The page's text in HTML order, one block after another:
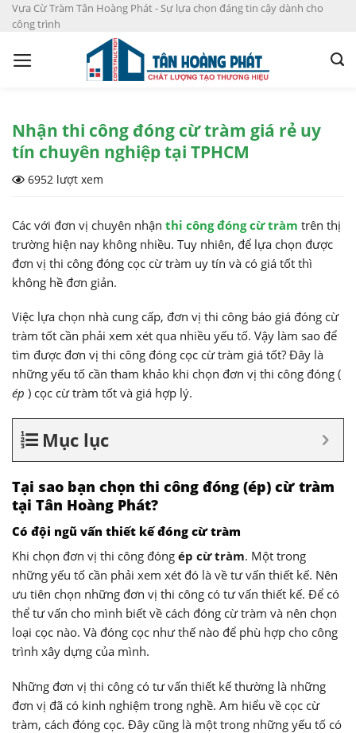
Vựa Cừ Tràm Tân Hoàng Phát - Sự lựa chọn đáng tin cậy dành cho
công trình
Nhận thi công đóng cừ tràm giá rẻ uy
tín chuyên nghiệp tại TPHCM
6952 lượt xem
Các với đơn vị chuyên nhận thi công đóng cừ tràm trên thị
trường hiện nay không nhiều. Tuy nhiên, để lựa chọn được
đơn vị thi công đóng cọc cừ tràm uy tín và có giá tốt thì
không hề đơn giản.
Việc lựa chọn nhà cung cấp, đơn vị thi công báo giá đóng cừ
tràm tốt cần phải xem xét qua nhiều yếu tố. Vậy làm sao để
tìm được đơn vị thi công đóng cọc cừ tràm giá tốt? Đây là
những yếu tố cần tham khảo khi chọn đơn vị thi công đóng (
ép ) cọc cừ tràm tốt và giá hợp lý.
Mục lục
Tại sao bạn chọn thi công đóng (ép) cừ tràm
tại Tân Hoàng Phát?
Có đội ngũ vấn thiết kế đóng cừ tràm
Khi chọn đơn vị thi công đóng ép cừ tràm. Một trong
những yếu tố cần phải xem xét đó là về tư vấn thiết kế. Nên
ưu tiên chọn những đơn vị thi công có tư vấn thiết kế. Để có
thể tư vấn cho mình biết về cách đóng cừ tràm và nên chọn
loại cọc nào. Và đóng cọc như thế nào để phù hợp cho công
trình xây dựng của mình.
Những đơn vị thi công có tư vấn thiết kế thường là những
đơn vị đã có kinh nghiệm trong nghề. Am hiểu về cọc cừ
tràm, cách đóng cọc. Đây cũng là một trong những yếu tố có